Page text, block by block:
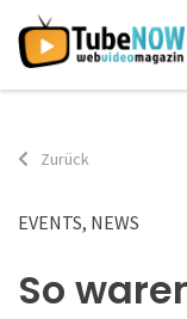
content
Zurück
EVENTS, NEWS
So